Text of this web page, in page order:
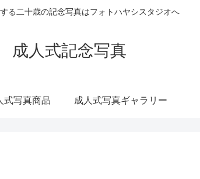
る二十歳の記念写真はフォトハヤシスタジオへ
成人式記念写真
式写真商品 成人式写真ギャラリー